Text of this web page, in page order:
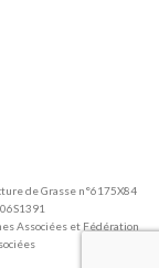
de Grasse n°6175X84
Associées et Fédération